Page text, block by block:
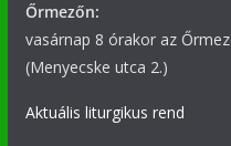
Őrmezőn:
vasárnap 8 órakor az
(Menyecske utca 2.)
Aktuális liturgikus rend